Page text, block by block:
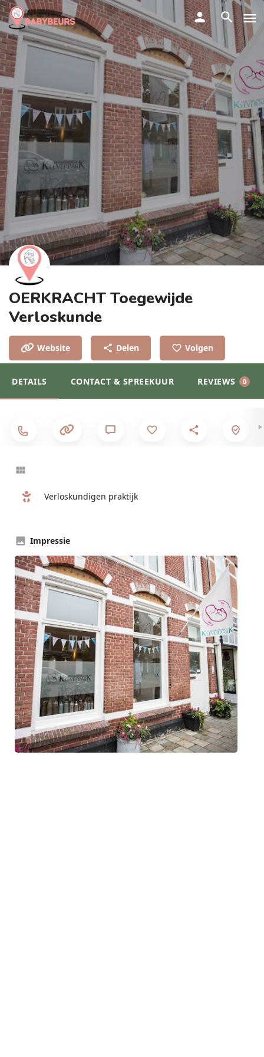
OERKRACHT Toegewijde
Verloskunde
Website Delen Volgen
DETAILS CONTACT & SPREEKUUR REVIEWS 0
Verloskundigen praktijk
Impressie